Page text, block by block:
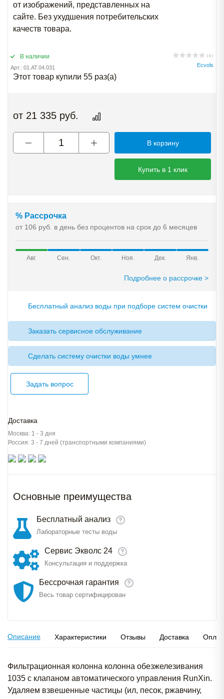
от изображений, представленных на
сайте. Без ухудшения потребительских
качеств товара.
В наличии
Арт.: 01.AT.04.031
( 0 )
Ecvols
Этот товар купили 55 раз(a)
от 21 335 руб.
В корзину
Купить в 1 клик
% Рассрочка
от 106 руб. в день без процентов на срок до 6 месяцев
Авг. Сен. Окт. Ноя. Дек. Янв.
Подробнее о рассрочке >
Бесплатный анализ воды при подборе систем очистки
Заказать сервисное обслуживание
Сделать систему очистки воды умнее
Задать вопрос
Доставка
Москва: 1 - 3 дня
Россия: 3 - 7 дней (транспортными компаниями)
Основные преимущества
Бесплатный анализ
Лабораторные тесты воды
Сервис Экволс 24
Консультация и поддержка
Бессрочная гарантия
Весь товар сертифицирован
Описание Характеристики Отзывы Доставка
Фильтрационная колонна колонна обезжелезивания
1035 c клапаном автоматического управления RunXin.
Удаляем взвешенные частицы (ил, песок, ржавчину,